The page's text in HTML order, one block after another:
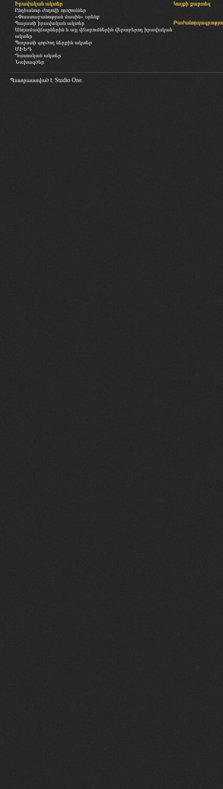
Իրավական ակտեր
Ընդհանուր ժողովի որոշումներ
«Փաստաբանության մասին» օրենք
Պալատի իրավական ակտեր
Անդամավճարներին և այլ վճարումներին վերաբերող իրավական
ակտեր
Պալատի գործող ներքին ակտեր
ՄԻԵԴ
Դատական ակտեր
Նախագծեր
Կայքի քարտեզ
Պատրաստված է Studio One.